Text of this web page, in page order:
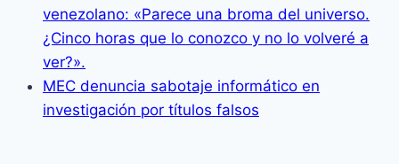
venezolano: «Parece una broma del universo.
¿Cinco horas que lo conozco y no lo volveré a
ver?».
MEC denuncia sabotaje informático en
investigación por títulos falsos